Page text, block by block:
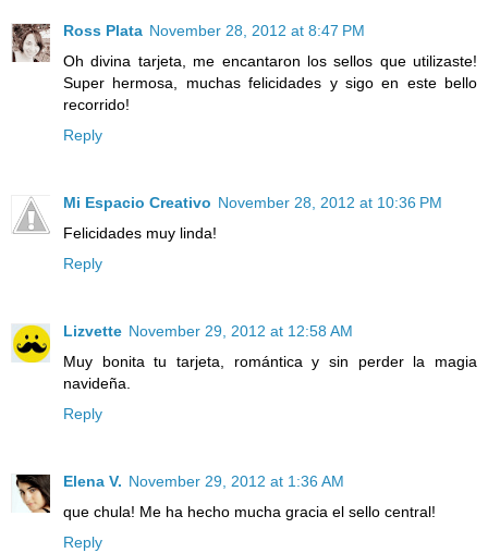
Ross Plata November 28, 2012 at 8:47 PM
Oh divina tarjeta, me encantaron los sellos que utilizaste!
Super hermosa, muchas felicidades y sigo en este bello
recorrido!
Reply
Mi Espacio Creativo November 28, 2012 at 10:36 PM
Felicidades muy linda!
Reply
Lizvette November 29, 2012 at 12:58 AM
Muy bonita tu tarjeta, romántica y sin perder la magia
navideña.
Reply
Elena V. November 29, 2012 at 1:36 AM
que chula! Me ha hecho mucha gracia el sello central!
Reply